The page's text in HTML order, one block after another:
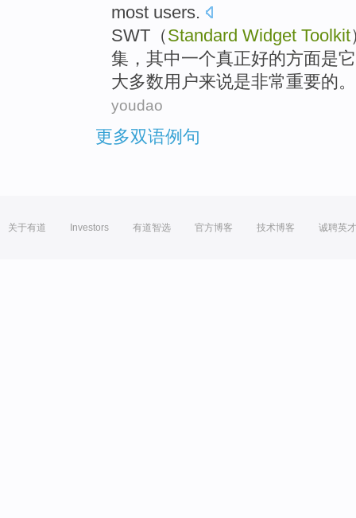
most users.
SWT （Standard Widget Toolkit
集 ，其中一个真正好的方面是它
大多数用户来说是非常重要的。
youdao
更多双语例句
关于有道 Investors 有道智选 官方博客 技术博客 诚聘英才